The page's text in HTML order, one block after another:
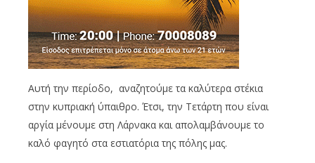
Αυτή την περίοδο, αναζητούμε τα καλύτερα στέκια
στην κυπριακή ύπαιθρο. Έτσι, την Τετάρτη που είναι
αργία μένουμε στη Λάρνακα και απολαμβάνουμε το
καλό φαγητό στα εστιατόρια της πόλης μας.